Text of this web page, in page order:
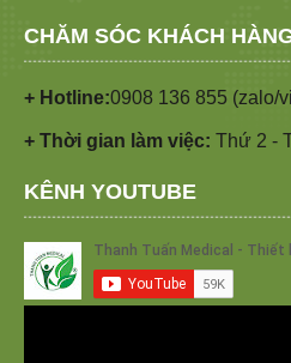
CHĂM SÓC KHÁCH
+ Hotline:0908 136 855 (zalo/
+ Thời gian làm việc: Thứ 2 -
KÊNH YOUTUBE